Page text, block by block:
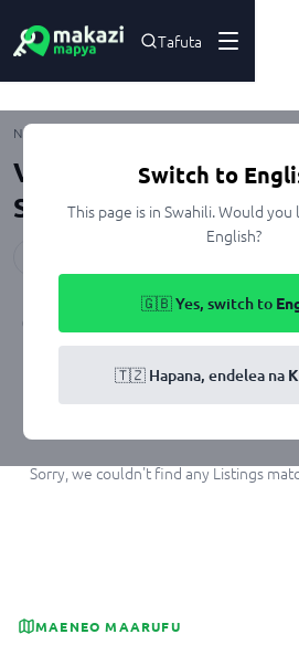
Tafuta
Switch to
This page is in Swahili. Would
English?
🇬🇧 Yes, switch to
🇹🇿 Hapana, endelea na
Nyumbani
Viwanja na Nyumba
Salaam
0
Sorry, we couldn't find any Listings
MAENEO MAARUFU